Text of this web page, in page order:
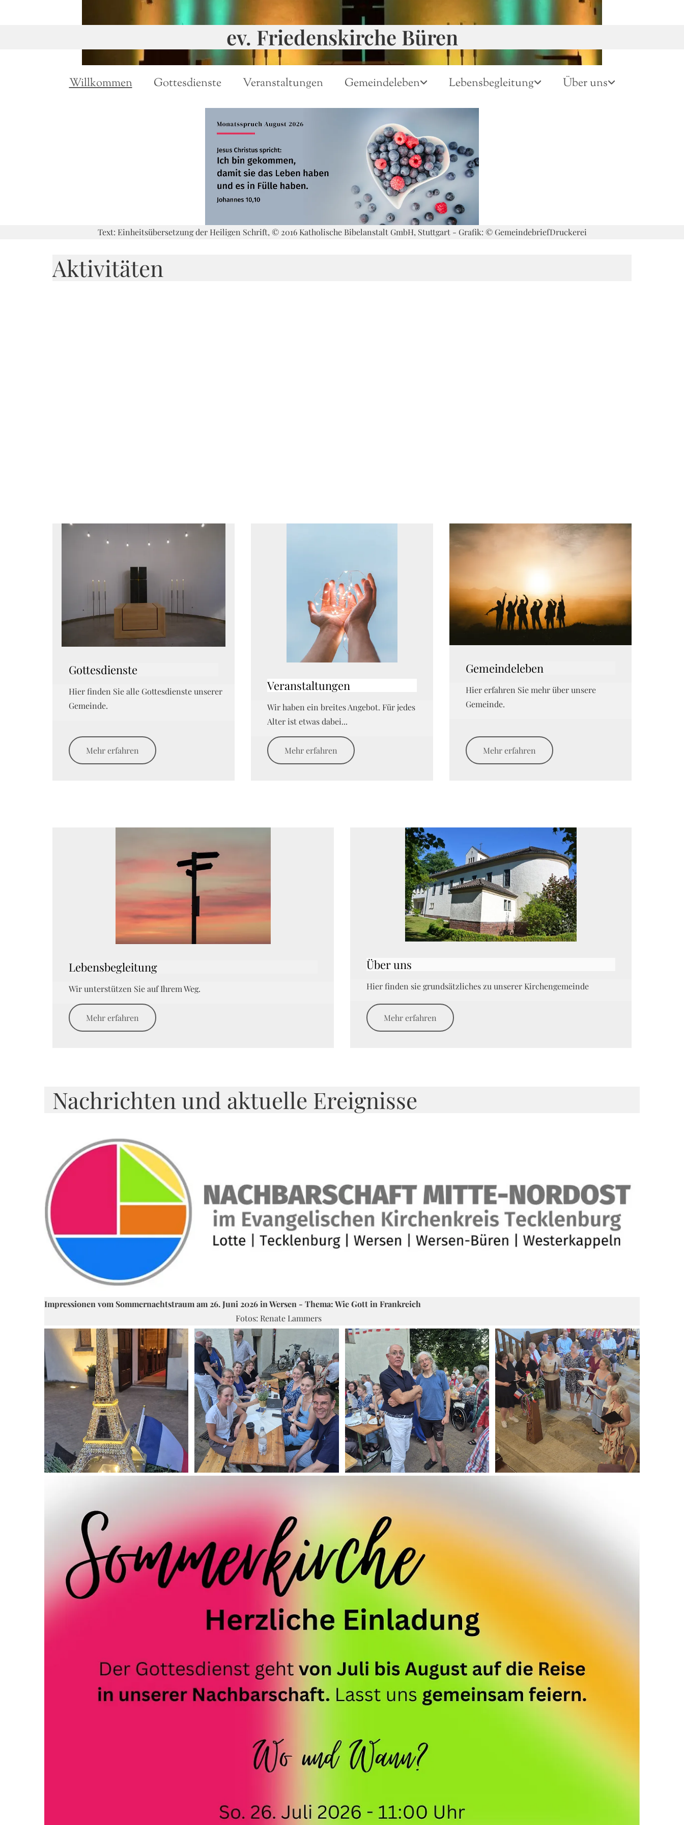
ev. Friedenskirche Büren
Willkommen Gottesdienste Veranstaltungen Gemeindeleben Lebensbegleitung Über uns
Text: Einheitsübersetzung der Heiligen Schrift, © 2016 Katholische Bibelanstalt GmbH, Stuttgart - Grafik: © GemeindebriefDruckerei
Aktivitäten
Gottesdienste
Hier finden Sie alle Gottesdienste unserer
Gemeinde.
Mehr erfahren
Veranstaltungen
Wir haben ein breites Angebot. Für jedes
Alter ist etwas dabei...
Mehr erfahren
Gemeindeleben
Hier erfahren Sie mehr über unsere
Gemeinde.
Mehr erfahren
Lebensbegleitung
Wir unterstützen Sie auf Ihrem Weg.
Mehr erfahren
Über uns
Hier finden sie grundsätzliches zu unserer Kirchengemeinde
Mehr erfahren
Nachrichten und aktuelle Ereignisse
Impressionen vom Sommernachtstraum am 26. Juni 2026 in Wersen - Thema: Wie Gott in Frankreich
Fotos: Renate Lammers